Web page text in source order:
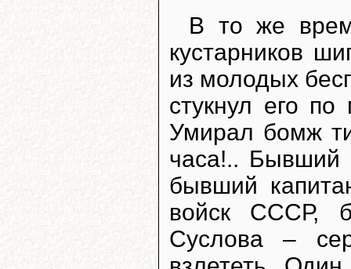
В то же
кустарников
из молодых
стукнул его
Умирал бомж
часа!.. Бывший
бывший
войск СССР,
Суслова –